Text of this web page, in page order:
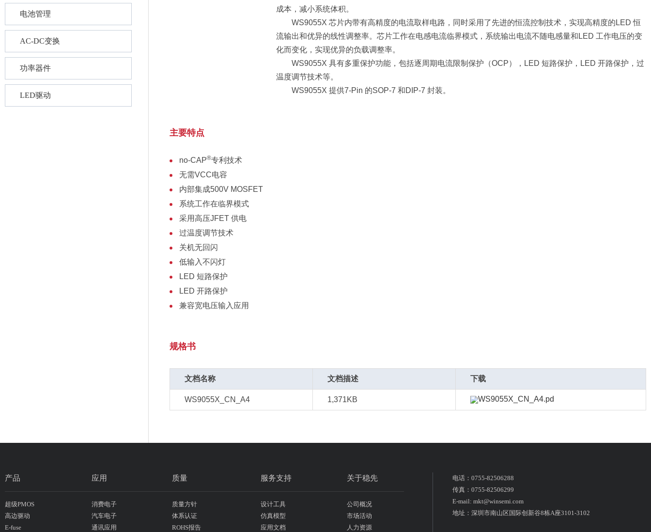
电池管理
AC-DC变换
功率器件
LED驱动
成本，减小系统体积。
WS9055X 芯片内带有高精度的电流取样电路，同时采用 了先进的恒流控制技术，实现高精度的LED 恒
流输出和优异的线性调整率。芯片工作在电感电流临界模式，系统输出电流不随电感量和LED 工作电压的变
化而变化，实现优异的负载调整率。
WS9055X 具有多重保护功能，包括逐周期电流限制保护 （OCP），LED 短路保护，LED 开路保护，过
温度调节技术等。
WS9055X 提供7-Pin 的SOP-7 和DIP-7 封装。
主要特点
no-CAP®专利技术
无需VCC电容
内部集成500V MOSFET
系统工作在临界模式
采用高压JFET 供电
过温度调节技术
关机无回闪
低输入不闪灯
LED 短路保护
LED 开路保护
兼容宽电压输入应用
规格书
文档名称 文档描述 下载
WS9055X_CN_A4 1,371KB WS9055X_CN_A4.pd
产品
超级PMOS
高边驱动
E-fuse
应用
消费电子
汽车电子
通讯应用
质量
质量方针
体系认证
ROHS报告
服务支持
设计工具
仿真模型
应用文档
关于稳先
公司概况
市场活动
人力资源
电话：0755-82506288
传真：0755-82506299
E-mail: mkt@winsemi.com
地址：深圳市南山区国际创新谷8栋A座3101-3102